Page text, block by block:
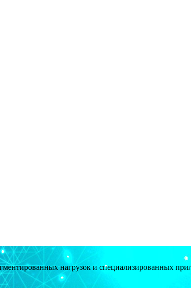
нагрузок и специализированных